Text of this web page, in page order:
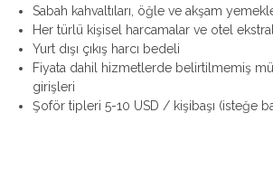
Sabah kahvaltıları, öğle ve akşam
Her türlü kişisel harcamalar ve otel
Yurt dışı çıkış harcı bedeli
Fiyata dahil hizmetlerde belirtilmemiş
girişleri
Şoför tipleri 5-10 USD / kişibaşı (isteğe